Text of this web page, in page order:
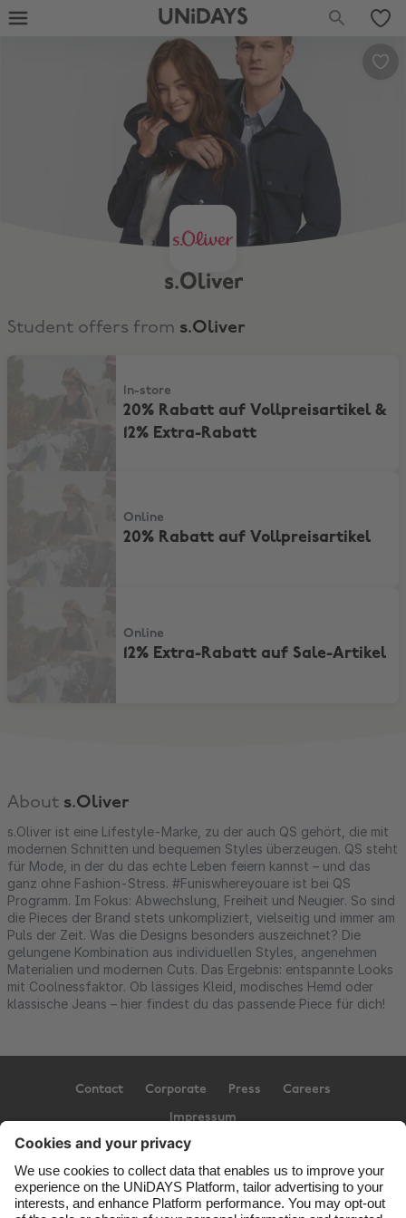
UNiDAYS
s.Oliver
Student offers from s.Oliver
In-store
20% Rabatt auf Vollpreisartikel &
12% Extra-Rabatt
Online
20% Rabatt auf Vollpreisartikel
Online
12% Extra-Rabatt auf Sale-Artikel
About s.Oliver
s.Oliver ist eine Lifestyle-Marke, zu der auch QS gehört, die mit
modernen Schnitten und bequemen Styles überzeugen. QS steht
für Mode, in der du das echte Leben feiern kannst – und das
ganz ohne Fashion-Stress. #Funiswhereyouare ist bei QS
Programm. Im Fokus: Abwechslung, Freiheit und Neugier. So sind
die Pieces der Brand stets unkompliziert, vielseitig und immer am
Puls der Zeit. Was die Designs besonders auszeichnet? Die
gelungene Kombination aus individuellen Styles, angenehmen
Materialien und modernen Cuts. Das Ergebnis: entspannte Looks
mit Coolnessfaktor. Ob lässiges Kleid, modisches Hemd oder
klassische Jeans – hier findest du das passende Piece für dich!
Contact Corporate Press Careers
Impressum